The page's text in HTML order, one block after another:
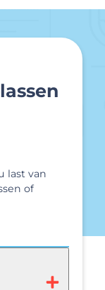
last van
of